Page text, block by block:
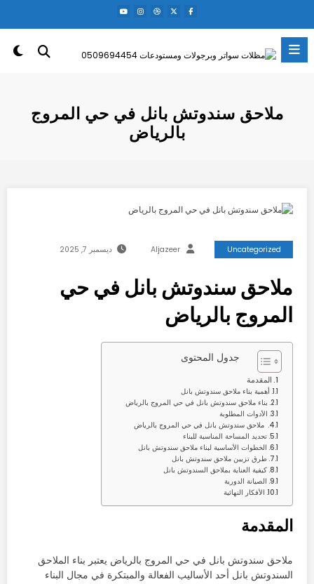
المحتوى
ملاحق سندوتش بانل في حي المروج
بالرياض
Uncategorized
Aljazeer ديسمبر 7, 2025
ملاحق سندوتش بانل في حي
المروج بالرياض
جدول المحتوى
المقدمة
أهمية بناء ملاحق سندوتش بانل
بناء ملاحق سندوتش بانل في حي المروج بالرياض
الأدوات المطلوبة
ملاحق سندوتش بانل في حي المروج بالرياض
تحديد المساحة المناسبة للبناء
الخطوات الأساسية لبناء ملاحق سندوتش بانل
طرق تزيين ملاحق سندوتش بانل
كيفية العناية بملاحق السندوتش بانل
الصيانة الدورية
الأفكار النهائية
المقدمة
ملاحق سندوتش بانل في حي المروج بالرياض يعتبر بناء الملاحق
السندوتش بانل أحد الأساليب الفعالة والمبتكرة في مجال البناء